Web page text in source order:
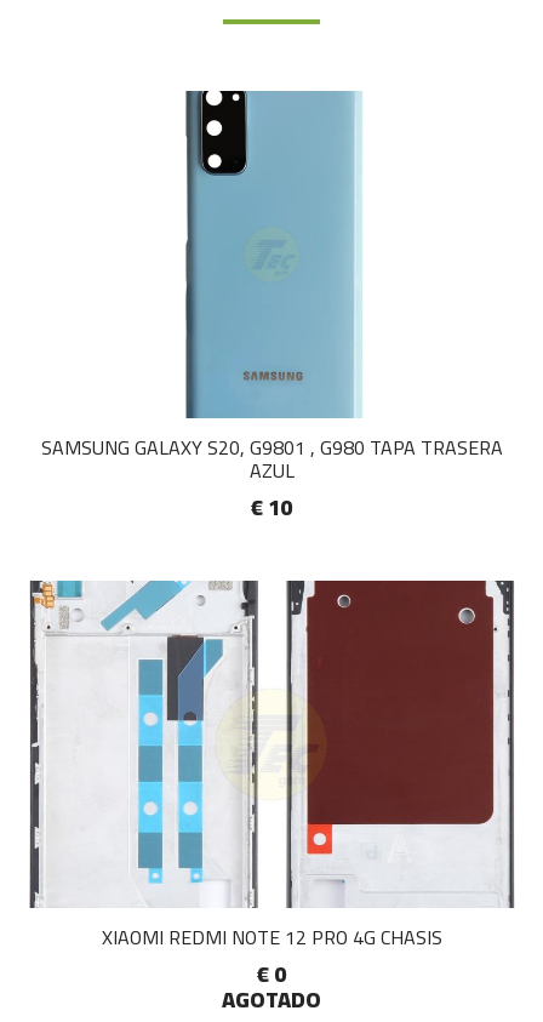
SAMSUNG GALAXY S20, G9801 , G980 TAPA TRASERA
AZUL
€ 10
XIAOMI REDMI NOTE 12 PRO 4G CHASIS
€ 0
AGOTADO